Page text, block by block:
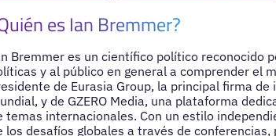
es Ian Bremmer?
Bremmer es un científico político reconocido
y al público en general a comprender el
de Eurasia Group, la principal firma
y de GZERO Media, una plataforma
temas internacionales. Con un estilo
los desafíos globales a través de